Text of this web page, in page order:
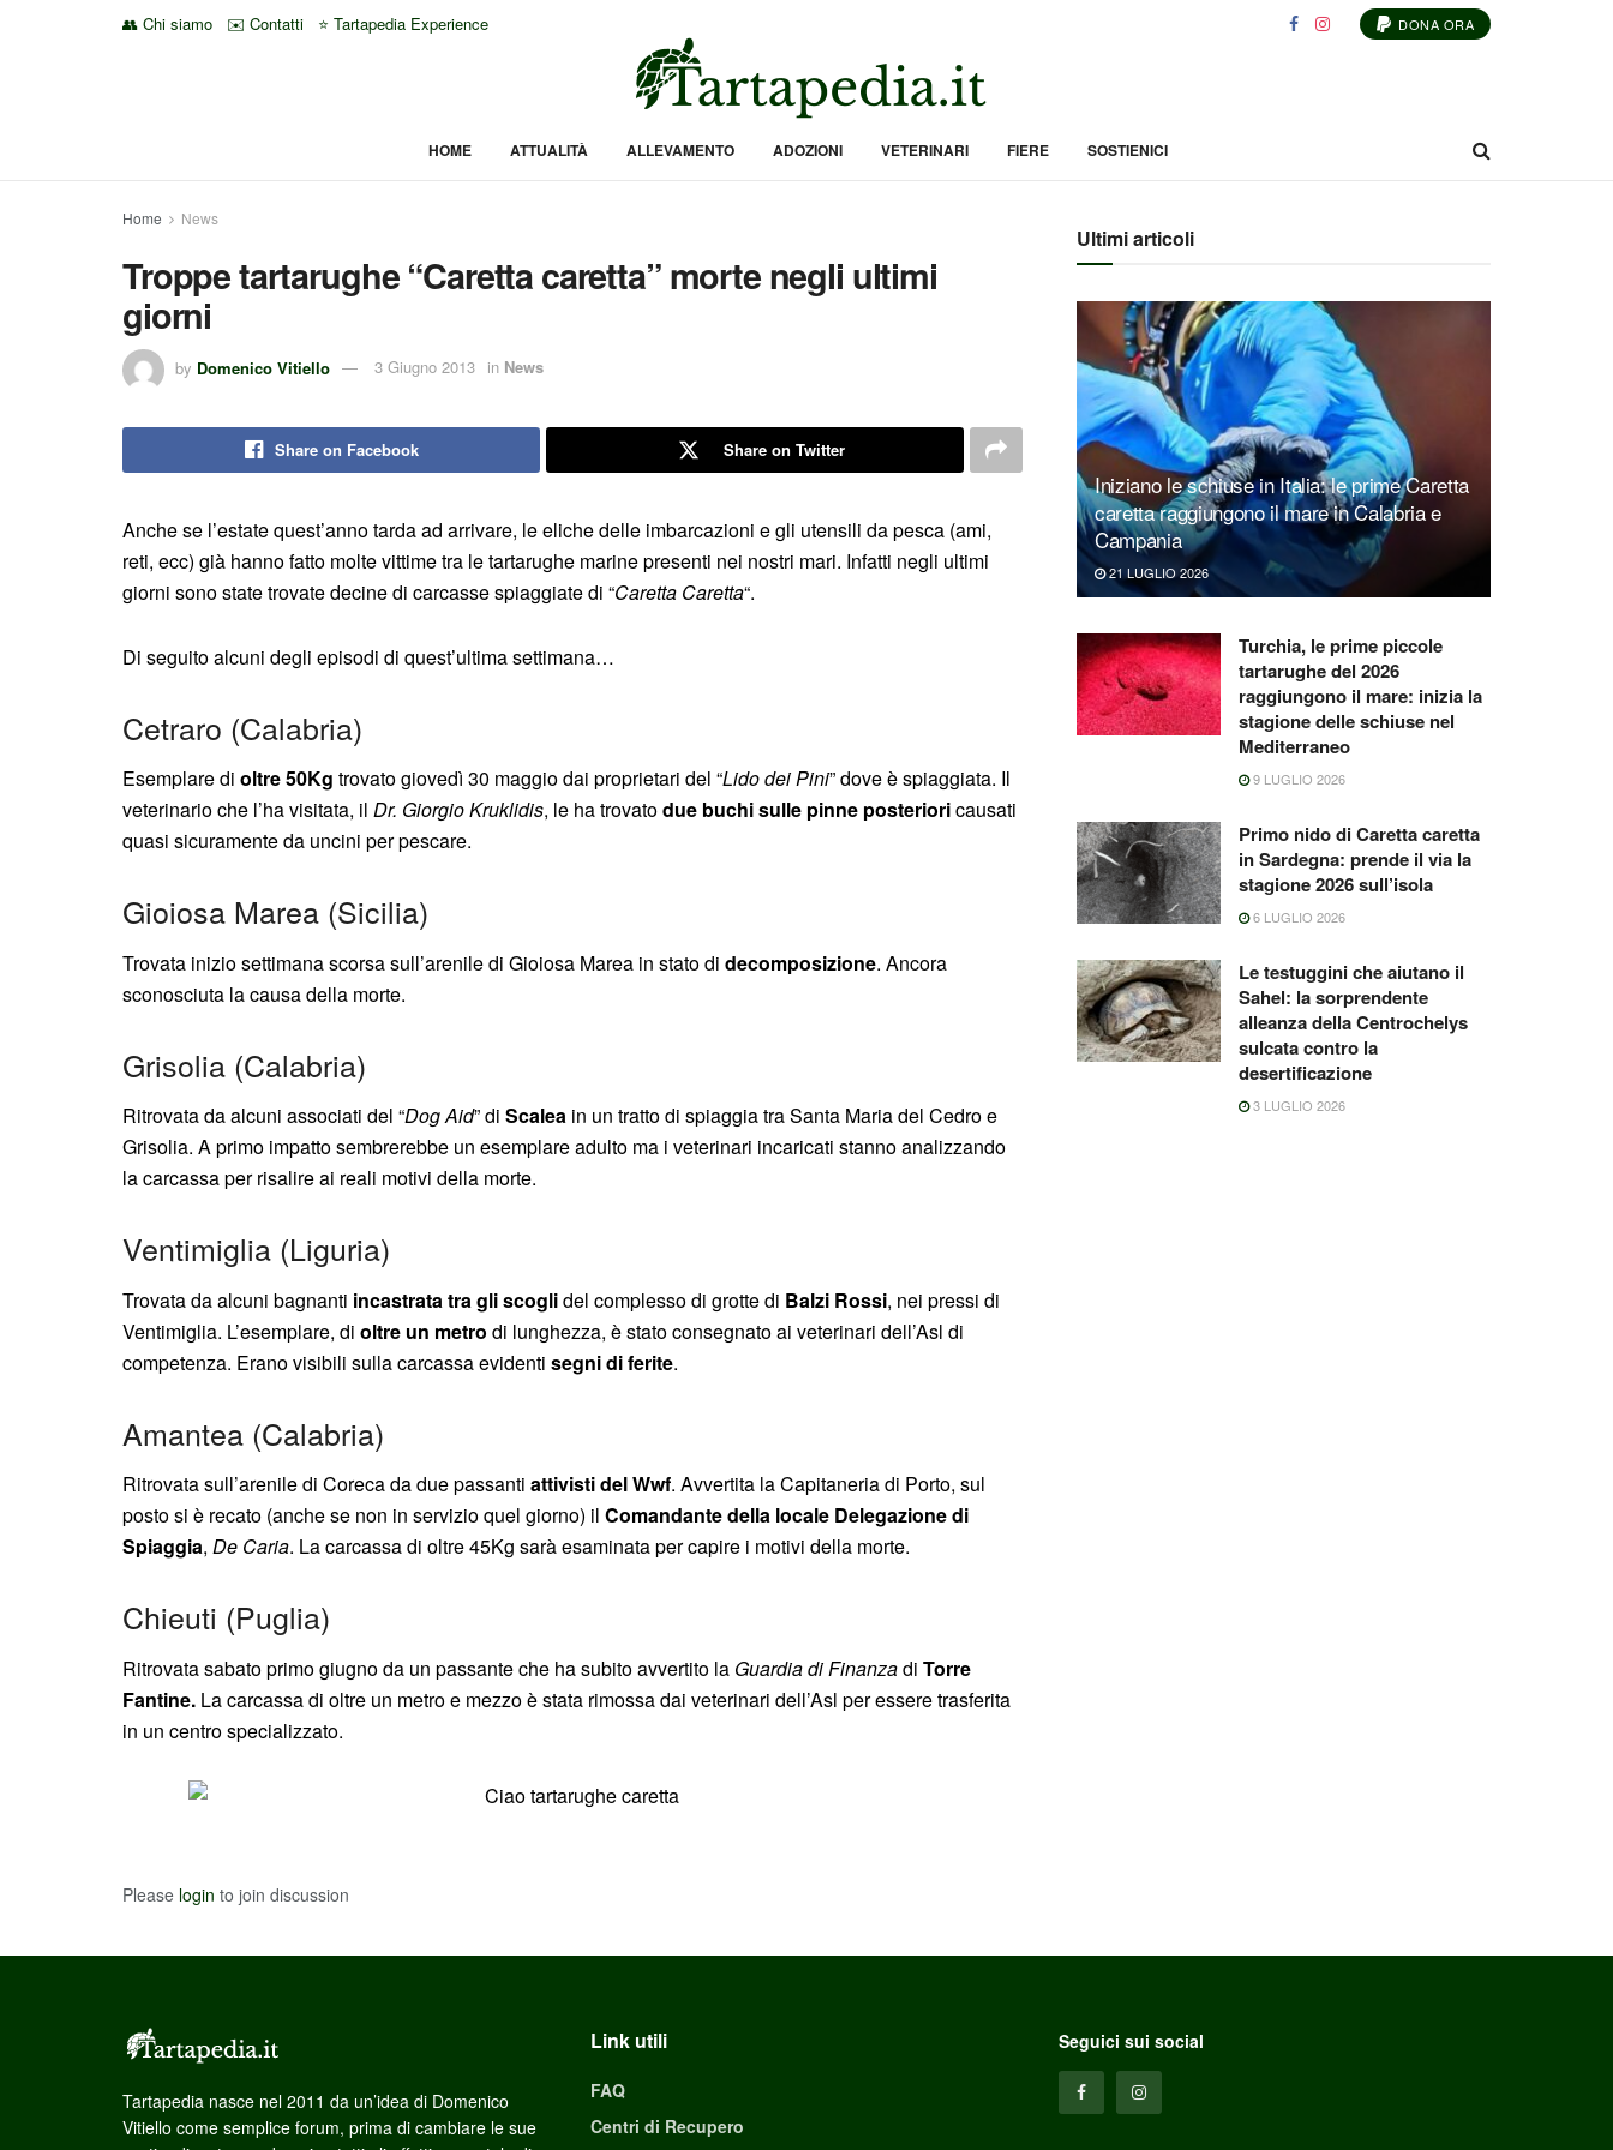
👥 Chi siamo ✉️ Contatti ⭐ Tartapedia Experience DONA ORA
HOME ATTUALITÀ ALLEVAMENTO ADOZIONI VETERINARI FIERE SOSTIENICI
Home News
Troppe tartarughe “Caretta caretta” morte negli ultimi
giorni
by Domenico Vitiello 3 Giugno 2013 in News
Share on Facebook Share on Twitter
Anche se l’estate quest’anno tarda ad arrivare, le eliche delle imbarcazioni e gli utensili da pesca (ami,
reti, ecc) già hanno fatto molte vittime tra le tartarughe marine presenti nei nostri mari. Infatti negli ultimi
giorni sono state trovate decine di carcasse spiaggiate di “Caretta Caretta“.
Di seguito alcuni degli episodi di quest’ultima settimana…
Cetraro (Calabria)
Esemplare di oltre 50Kg trovato giovedì 30 maggio dai proprietari del “Lido dei Pini” dove è spiaggiata. Il
veterinario che l’ha visitata, il Dr. Giorgio Kruklidis, le ha trovatodue buchi sulle pinne posterioricausati
quasi sicuramente da uncini per pescare.
Gioiosa Marea (Sicilia)
Trovata inizio settimana scorsa sull’arenile di Gioiosa Marea in stato di decomposizione. Ancora
sconosciuta la causa della morte.
Grisolia (Calabria)
Ritrovata da alcuni associati del “Dog Aid” di Scalea in un tratto di spiaggia tra Santa Maria del Cedro e
Grisolia. A primo impatto sembrerebbe un esemplare adulto ma i veterinari incaricati stanno analizzando
la carcassa per risalire ai reali motivi della morte.
Ventimiglia (Liguria)
Trovata da alcuni bagnanti incastrata tra gli scoglidel complesso di grotte di Balzi Rossi, nei pressi di
Ventimiglia. L’esemplare, di oltre un metro di lunghezza, è stato consegnato ai veterinari dell’Asl di
competenza. Erano visibili sulla carcassa evidenti segni di ferite.
Amantea (Calabria)
Ritrovata sull’arenile di Coreca da due passanti attivisti del Wwf. Avvertita la Capitaneria di Porto, sul
posto si è recato (anche se non in servizio quel giorno) il Comandante della locale Delegazione di
Spiaggia, De Caria. La carcassa di oltre 45Kg sarà esaminata per capire i motivi della morte.
Chieuti (Puglia)
Ritrovata sabato primo giugno da un passante che ha subito avvertito la Guardia di Finanzadi Torre
Fantine. La carcassa di oltre un metro e mezzo è stata rimossa dai veterinari dell’Asl per essere trasferita
in un centro specializzato.
Please login to join discussion
Ultimi articoli
Iniziano le schiuse in Italia: le prime Caretta
caretta raggiungono il mare in Calabria e
Campania
21 LUGLIO 2026
Turchia, le prime piccole
tartarughe del 2026
raggiungono il mare: inizia la
stagione delle schiuse nel
Mediterraneo
9 LUGLIO 2026
Primo nido di Caretta caretta
in Sardegna: prende il via la
stagione 2026 sull’isola
6 LUGLIO 2026
Le testuggini che aiutano il
Sahel: la sorprendente
alleanza della Centrochelys
sulcata contro la
desertificazione
3 LUGLIO 2026
Tartapedia nasce nel 2011 da un’idea di Domenico
Vitiello come semplice forum, prima di cambiare le sue
Link utili
FAQ
Centri di Recupero
Seguici sui social